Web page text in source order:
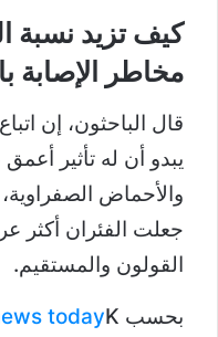
كيف تزيد نسبة
مخاطر الإصابة
قال الباحثون، إن
يبدو أن له تأثير
والأحماض
جعلت الفئران أكثر
القولون والمستقيم.
بحسب todayK، يقول الدكتور/